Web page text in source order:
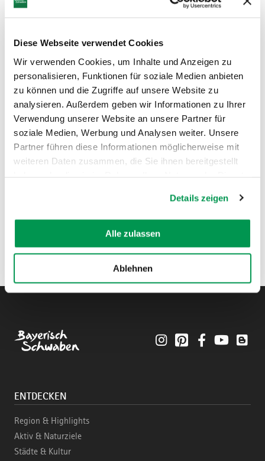
Diese Webseite verwendet Cookies
Wir verwenden Cookies, um Inhalte und Anzeigen zu
personalisieren, Funktionen für soziale Medien anbieten
zu können und die Zugriffe auf unsere Website zu
analysieren. Außerdem geben wir Informationen zu Ihrer
Verwendung unserer Website an unsere Partner für
soziale Medien, Werbung und Analysen weiter. Unsere
Partner führen diese Informationen möglicherweise mit
weiteren Daten zusammen, die Sie ihnen bereitgestellt
Details zeigen
Alle zulassen
Ablehnen
verzeichnen.
AUF DER KARTE ANZEIGEN
InstagramPinterestFacebookYouTube
ENTDECKEN
Region & Highlights
Aktiv & Naturziele
Städte & Kultur